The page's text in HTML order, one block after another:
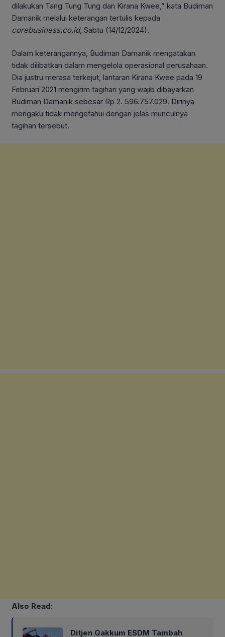
dilakukan Tang Tung Tung dan Kirana Kwee,” kata Budiman
Damanik melalui keterangan tertulis kepada
corebusiness.co.id, Sabtu (14/12/2024).
Dalam keterangannya, Budiman Damanik mengatakan
tidak dilibatkan dalam mengelola operasional perusahaan.
Dia justru merasa terkejut, lantaran Kirana Kwee pada 19
Februari 2021 mengirim tagihan yang wajib dibayarkan
Budiman Damanik sebesar Rp 2. 596.757.029. Dirinya
mengaku tidak mengetahui dengan jelas munculnya
tagihan tersebut.
Also Read:
Ditjen Gakkum ESDM Tambah